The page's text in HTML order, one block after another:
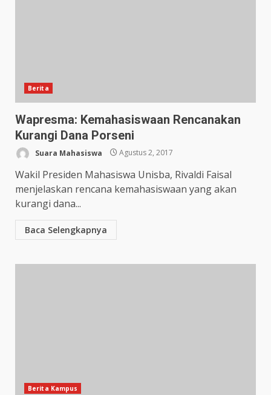
Berita
Wapresma: Kemahasiswaan Rencanakan
Kurangi Dana Porseni
Suara Mahasiswa Agustus 2, 2017
Wakil Presiden Mahasiswa Unisba, Rivaldi Faisal
menjelaskan rencana kemahasiswaan yang akan
kurangi dana...
Baca Selengkapnya
Berita Kampus